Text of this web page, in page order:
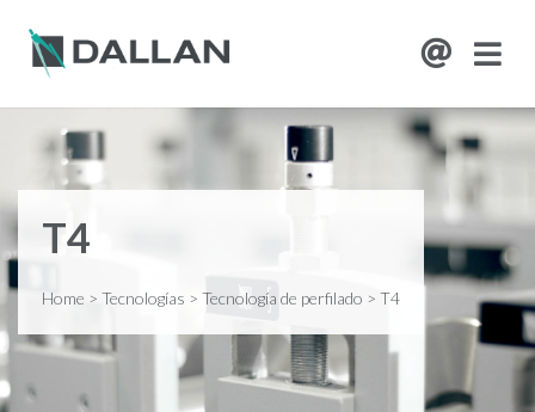
T4
Home > Tecnologías > Tecnología de perfilado > T4